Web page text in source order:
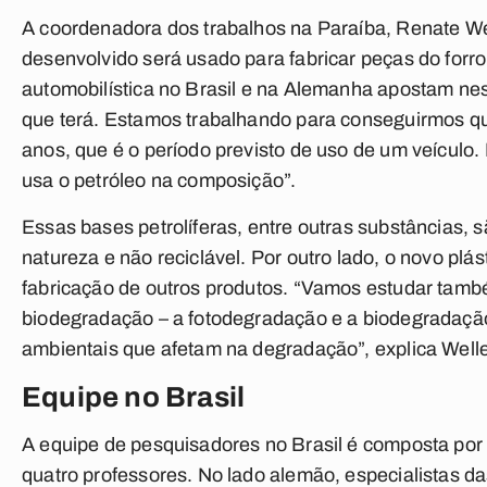
A coordenadora dos trabalhos na Paraíba, Renate
desenvolvido será usado para fabricar peças do
automobilística no Brasil e na Alemanha apostam
que terá. Estamos trabalhando para conseguirmos
anos, que é o período previsto de uso de um
usa o petróleo na composição”.
Essas bases petrolíferas, entre outras substâncias,
natureza e não reciclável. Por outro lado, o novo
fabricação de outros produtos. “Vamos estudar
biodegradação – a fotodegradação e a
ambientais que afetam na degradação”, explica
Equipe no Brasil
A equipe de pesquisadores no Brasil é composta
quatro professores. No lado alemão, especialistas